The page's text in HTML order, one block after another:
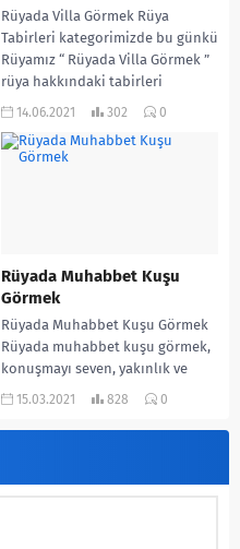
Rüyada Villa Görmek Rüya
Tabirleri kategorimizde bu günkü
Rüyamız “ Rüyada Villa Görmek ”
rüya hakkındaki tabirleri
buradan okuyabilirsiniz.
14.06.2021 302 0
Rüyada Muhabbet Kuşu
Görmek
Rüyada Muhabbet Kuşu Görmek
Rüyada muhabbet kuşu görmek,
konuşmayı seven, yakınlık ve
içtenlik gösteren arkadaş bir
15.03.2021 828 0